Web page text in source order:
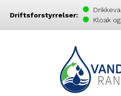
Driftsforstyrrelser:
Kloak